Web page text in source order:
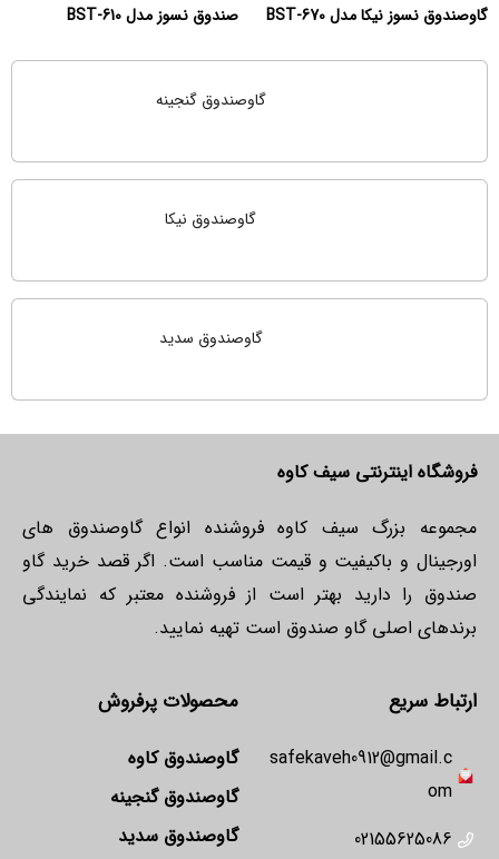
گاوصندوق نسوز نیکا مدل BST-670 صندوق نسوز مدل BST-610
گاوصندوق گنجینه
گاوصندوق نیکا
گاوصندوق سدید
فروشگاه اینترنتی سیف کاوه
مجموعه بزرگ سیف کاوه فروشنده انواع گاوصندوق های
اورجینال و باکیفیت و قیمت مناسب است. اگر قصد خرید گاو
صندوق را دارید بهتر است از فروشنده معتبر که نمایندگی
برندهای اصلی گاو صندوق است تهیه نمایید.
ارتباط سریع
safekaveh0912@gmail.c
om
02155625086
محصولات پرفروش
گاوصندوق کاوه
گاوصندوق گنجینه
گاوصندوق سدید